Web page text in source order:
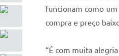
funcionam como
compra e preço
“É com muita